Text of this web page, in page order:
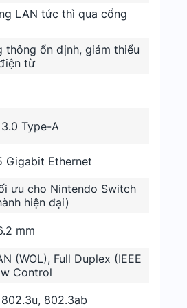
LAN tức thì qua cổng
thông ổn định, giảm thiểu
từ
Type-A
Gigabit Ethernet
ưu cho Nintendo Switch
hiện đại)
mm
(WOL), Full Duplex (IEEE
Control
802.3ab